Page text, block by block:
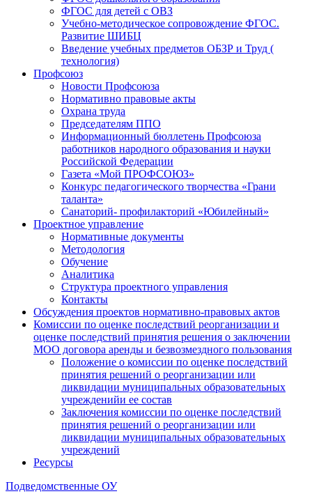
ФГОС для детей с ОВЗ
Учебно-методическое сопровождение ФГОС.
Развитие ШИБЦ
Введение учебных предметов ОБЗР и Труд (
технология)
Профсоюз
Новости Профсоюза
Нормативно правовые акты
Охрана труда
Председателям ППО
Информационный бюллетень Профсоюза
работников народного образования и науки
Российской Федерации
Газета «Мой ПРОФСОЮЗ»
Конкурс педагогического творчества «Грани
таланта»
Санаторий- профилакторий «Юбилейный»
Проектное управление
Нормативные документы
Методология
Обучение
Аналитика
Структура проектного управления
Контакты
Обсуждения проектов нормативно-правовых актов
Комиссии по оценке последствий реорганизации и
оценке последствий принятия решения о заключении
МОО договора аренды и безвозмездного пользования
Положение о комиссии по оценке последствий
принятия решений о реорганизации или
ликвидации муниципальных образовательных
учрежденийи ее состав
Заключения комиссии по оценке последствий
принятия решений о реорганизации или
ликвидации муниципальных образовательных
учреждений
Ресурсы
Подведомственные ОУ